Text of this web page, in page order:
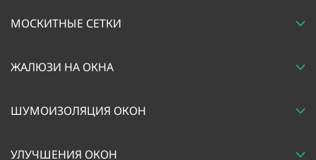
МОСКИТНЫЕ СЕТКИ
ЖАЛЮЗИ НА ОКНА
ШУМОИЗОЛЯЦИЯ ОКОН
УЛУЧШЕНИЯ ОКОН